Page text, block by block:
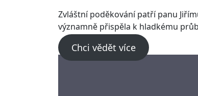
Zvláštní poděkování patří panu
významně přispěla k hladkému
Chci vědět více